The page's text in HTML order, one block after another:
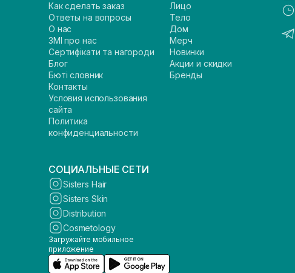
Как сделать заказ
Ответы на вопросы
О нас
ЗМІ про нас
Сертифікати та нагороди
Блог
Бюті словник
Контакты
Условия использования
сайта
Политика
конфиденциальности
Лицо
Тело
Дом
Мерч
Новинки
Акции и скидки
Бренды
СОЦИАЛЬНЫЕ СЕТИ
Sisters Hair
Sisters Skin
Distribution
Cosmetology
Загружайте мобильное
приложение